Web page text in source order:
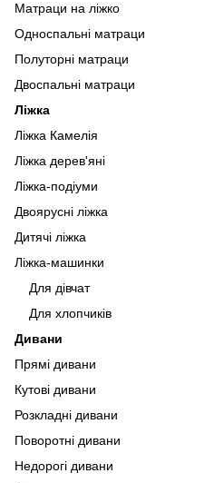
Матраци на ліжко
Односпальні матраци
Полуторні матраци
Двоспальні матраци
Ліжка
Ліжка Камелія
Ліжка дерев'яні
Ліжка-подіуми
Двоярусні ліжка
Дитячі ліжка
Ліжка-машинки
Для дівчат
Для хлопчиків
Дивани
Прямі дивани
Кутові дивани
Розкладні дивани
Поворотні дивани
Недорогі дивани